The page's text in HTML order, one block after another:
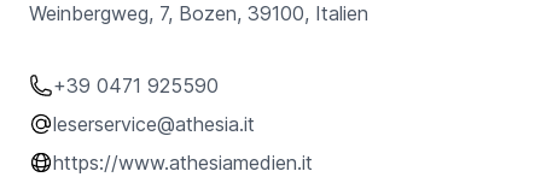
Weinbergweg, 7, Bozen, 39100, Italien
+39 0471 925590
leserservice@athesia.it
https://www.athesiamedien.it